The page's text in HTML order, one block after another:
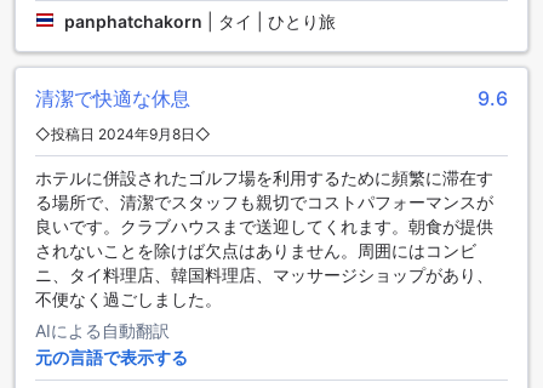
キングサイズベッドが1台設置されています。スタンダードク
イーンベッドルームも30平方メートルで、クイーンサイズベ
ッドが1台完備されています。ツインベッドノンスモーキング
ルームは30平方メートルで、クイーンサイズベッドまたはシ
ングルベッドが1台備わっています。これらのお部屋はすべて
快適な滞在を提供します。Agodaでの予約は最高の価格と簡
単で手間のかからない体験を提供します。
ミンブリ: バンコクの隠れた宝石
ミンブリは、バンコクの中心部からわずか30分の距離に位置
する静かで美しいエリアです。この地域は、美しい自然景観
と伝統的なタイの文化を楽しむことができる絶好の場所で
す。
ミンブリには、美しい公園や庭園が点在しており、散策やピ
クニックに最適な場所です。特に有名なのは、ミンブリ公園
panphatchakorn タイ | ひとり旅
清潔で快適な休息 9.6
◇投稿日 2024年9月8日◇
ホテルに併設されたゴルフ場を利用するために頻繁に滞在す
る場所で、清潔でスタッフも親切でコストパフォーマンスが
良いです。クラブハウスまで送迎してくれます。朝食が提供
されないことを除けば欠点はありません。周囲にはコンビ
ニ、タイ料理店、韓国料理店、マッサージショップがあり、
不便なく過ごしました。
AIによる自動翻訳
元の言語で表示する